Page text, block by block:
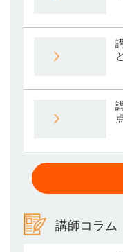
講師コラム